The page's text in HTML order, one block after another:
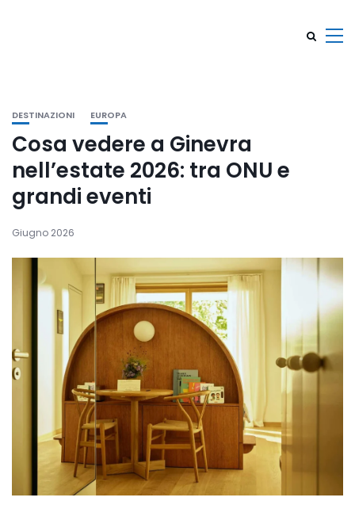
DESTINAZIONI EUROPA
Cosa vedere a Ginevra
nell’estate 2026: tra ONU e
grandi eventi
Giugno 2026